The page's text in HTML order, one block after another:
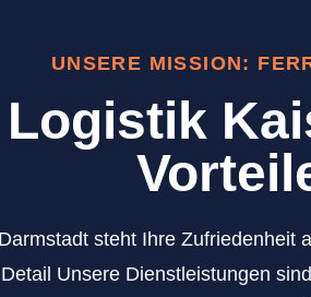
UNSERE MISSION:
steht Ihre
Unsere Dienstleistungen